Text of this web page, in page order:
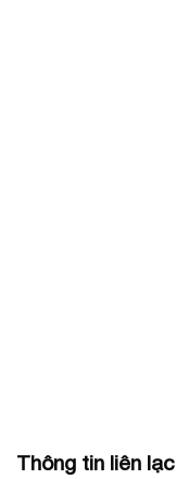
Thông tin liên lạc